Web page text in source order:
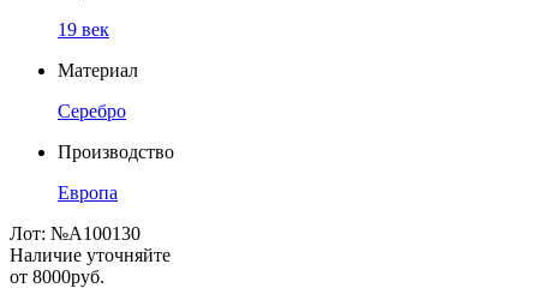
19 век
Материал
Серебро
Производство
Европа
Лот: №А100130
Наличие уточняйте
от 8000руб.